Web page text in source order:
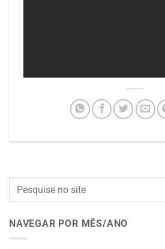
NAVEGAR POR MÊS/ANO